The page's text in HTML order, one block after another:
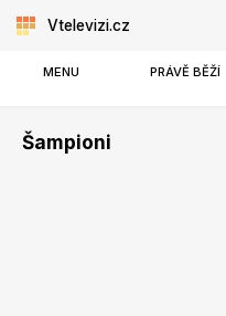
Vtelevizi.cz
MENU PRÁVĚ BĚŽÍ
Šampioni